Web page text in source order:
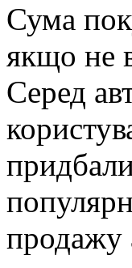
Сума
якщо не
Серед
продажу